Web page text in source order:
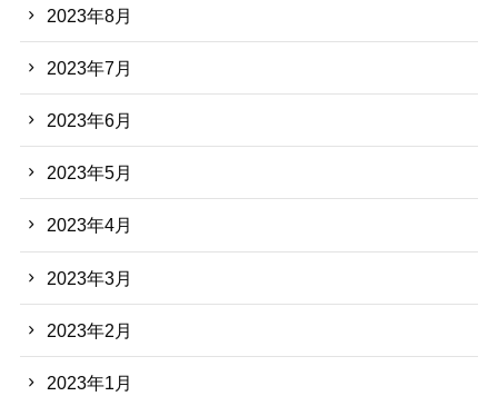
2023年8月
2023年7月
2023年6月
2023年5月
2023年4月
2023年3月
2023年2月
2023年1月